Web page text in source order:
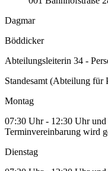
Dagmar
Böddicker
Abteilungsleiterin 34 -
Standesamt (Abteilung für
Montag
07:30 Uhr - 12:30 Uhr
Terminvereinbarung wird
Dienstag